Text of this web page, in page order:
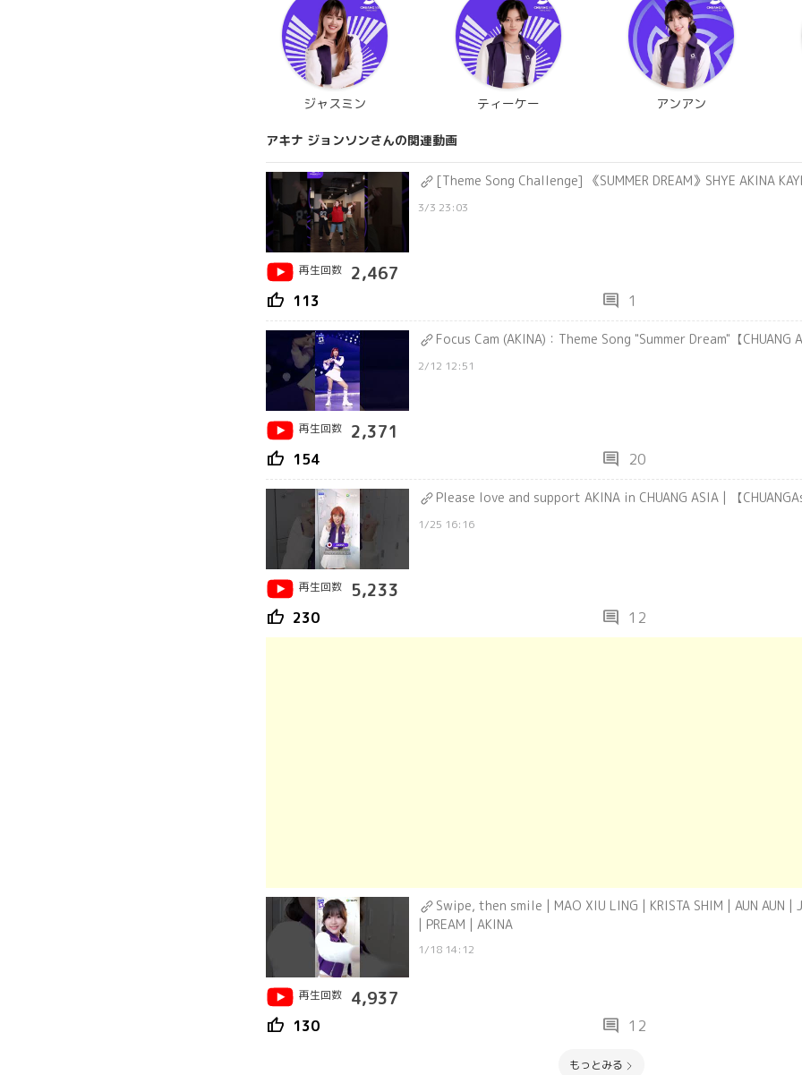
ジャスミン ティーケー アンアン
アキナ ジョンソンさんの関連動画
[Theme Song Challenge] 《SUMMER DREAM》SHYE AKINA
3/3 23:03
再生回数 2,467
thumb_up 113 comment 1
Focus Cam (AKINA)：Theme Song "Summer Dream"【CHUANG
2/12 12:51
再生回数 2,371
thumb_up 154 comment 20
Please love and support AKINA in CHUANG ASIA | 【
1/25 16:16
再生回数 5,233
thumb_up 230 comment 12
Swipe, then smile | MAO XIU LING | KRISTA SHIM | AUN AUN |
| PREAM | AKINA
1/18 14:12
再生回数 4,937
thumb_up 130 comment 12
もっとみる